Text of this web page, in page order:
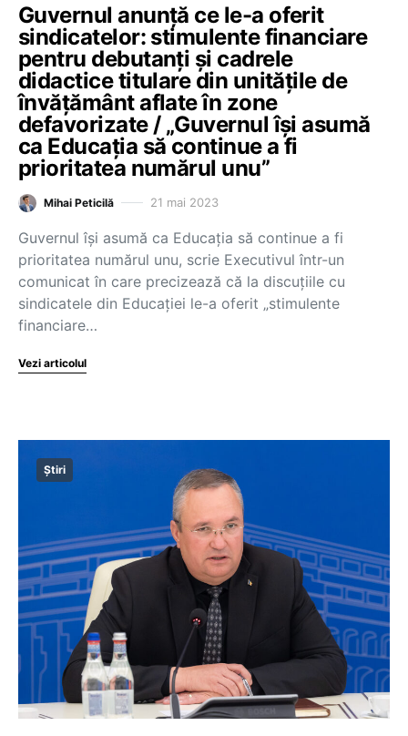
Guvernul anunță ce le-a oferit
sindicatelor: stimulente financiare
pentru debutanți și cadrele
didactice titulare din unitățile de
învățământ aflate în zone
defavorizate / „Guvernul își asumă
ca Educația să continue a fi
prioritatea numărul unu”
Mihai Peticilă 21 mai 2023
Guvernul își asumă ca Educația să continue a fi
prioritatea numărul unu, scrie Executivul într-un
comunicat în care precizează că la discuțiile cu
sindicatele din Educației le-a oferit „stimulente
financiare…
Vezi articolul
Știri